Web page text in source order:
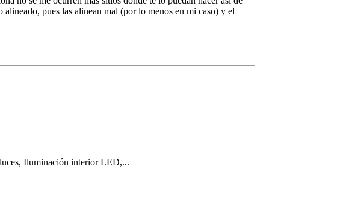
pues las alinean mal (por lo menos en mi caso) y el
Iluminación interior LED,...